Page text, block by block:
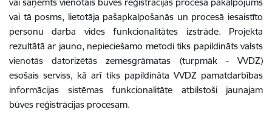
vai tā posms, lietotāja pašapkalpošanās un procesā iesaistīto
personu darba vides funkcionalitātes izstrāde. Projekta
rezultātā ar jauno, nepieciešamo metodi tiks papildināts valsts
vienotās datorizētās zemesgrāmatas (turpmāk - VVDZ)
esošais serviss, kā arī tiks papildināta VVDZ pamatdarbības
informācijas sistēmas funkcionalitāte atbilstoši jaunajam
būves reģistrācijas procesam.